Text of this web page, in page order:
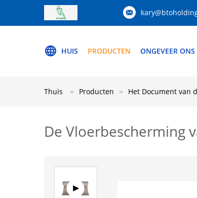
HUIS PRODUCTEN ONGEVEER ONS
Thuis Producten Het Document van
De Vloerbescherming